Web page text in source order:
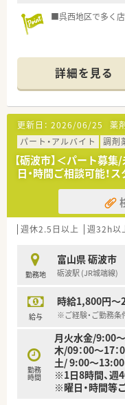
■呉西地区で多く店
詳細を見る
更新日： 2026/06/25 薬
パート・アルバイト
調剤
【砺波市】＜パート募
日・時間ご相談可能！
週休2.5日以上 週32h以
勤務地
富山県 砺波市
砺波駅 (JR城端線)
給与
時給1,800円～
※ご経験・ご勤務条
勤務
時間
月火水金/9:00
木/09：00～17：
土/ 9:00～
※1日8時間、週
※曜日・時間等